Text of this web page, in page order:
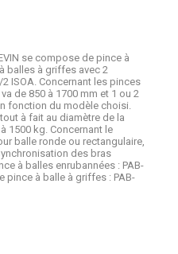
se compose de pince à
balles à griffes avec 2
ISOA. Concernant les pinces
de 850 à 1700 mm et 1 ou 2
fonction du modèle choisi.
à fait au diamètre de la
1500 kg. Concernant le
balle ronde ou rectangulaire,
des bras
à balles enrubannées : PAB-
pince à balle à griffes : PAB-